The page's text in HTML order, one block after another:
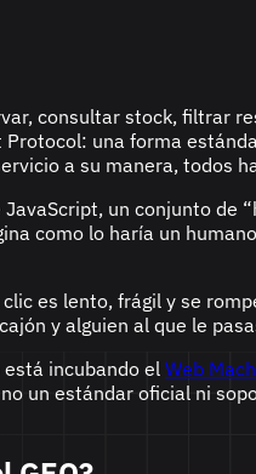
consultar stock,
una forma
a su manera, todos
un conjunto de
como lo haría un
es lento, frágil y se
y alguien al que le
está incubando elWeb
un estándar oficial ni